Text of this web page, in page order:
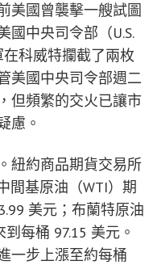
美國曾襲擊一艘試圖
國中央司令部（U.S.
在科威特攔截了兩枚
美國中央司令部週二
但頻繁的交火已讓市
慮。
紐約商品期貨交易所
間基原油（WTI）期
美元；布蘭特原油
到每桶 97.15 美元。
一步上漲至約每桶